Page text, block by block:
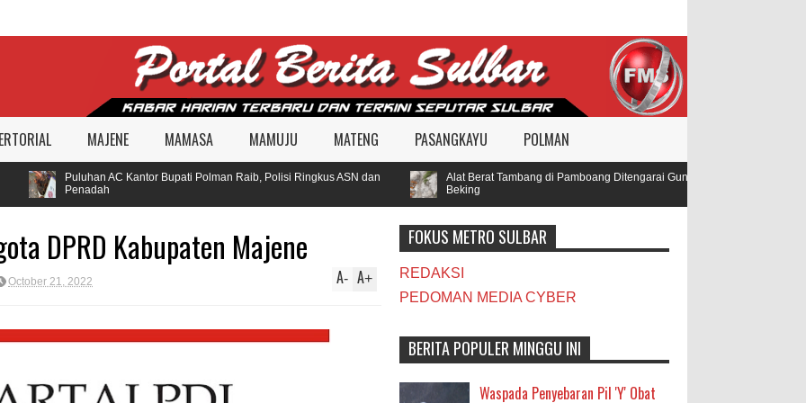
MAJENE MAMASA MAMUJU MATENG PASANGKAYU POLMAN
Puluhan AC Kantor Bupati Polman Raib, Polisi Ringkus ASN dan
Penadah
Alat Berat Tambang di Pamboang Ditengarai Gunakan BBM Subsidi,
Beking
DPRD Kabupaten Majene
October 21, 2022 A+
A-
FOKUS METRO SULBAR
REDAKSI
PEDOMAN MEDIA CYBER
BERITA POPULER MINGGU INI
Waspada Penyebaran Pil 'Y' Obat